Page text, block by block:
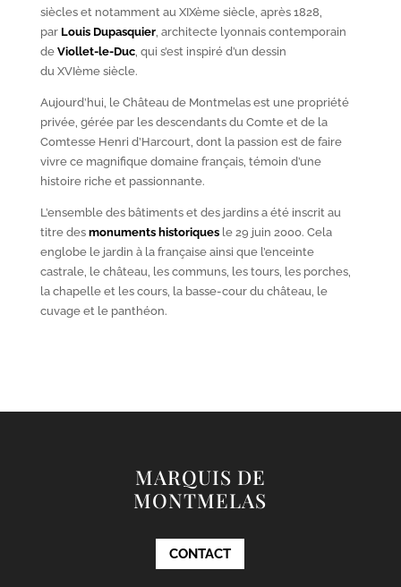
siècles et notamment au XIXèmesiècle, après 1828,
par Louis Dupasquier, architecte lyonnais contemporain
de Viollet-le-Duc, qui s’est inspiré d’un dessin
du XVIèmesiècle.
Aujourd’hui, le Château de Montmelas est une propriété
privée, gérée par les descendants du Comte et de la
Comtesse Henri d’Harcourt, dont la passion est de faire
vivre ce magnifique domaine français, témoin d’une
histoire riche et passionnante.
L’ensemble des bâtiments et des jardins a été inscrit au
titre des monuments historiquesle 29 juin 2000. Cela
englobe le jardin à la française ainsi que l’enceinte
castrale, le château, les communs, les tours, les porches,
la chapelle et les cours, la basse-cour du château, le
cuvage et le panthéon.
MARQUIS DE
MONTMELAS
CONTACT